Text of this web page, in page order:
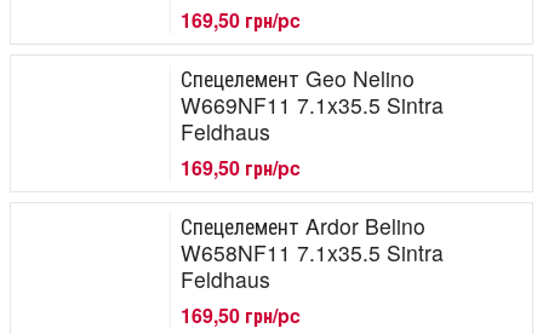
169,50 грн/pc
Спецелемент Geo Nelino
W669NF11 7.1x35.5 Sintra
Feldhaus
169,50 грн/pc
Спецелемент Ardor Belino
W658NF11 7.1x35.5 Sintra
Feldhaus
169,50 грн/pc